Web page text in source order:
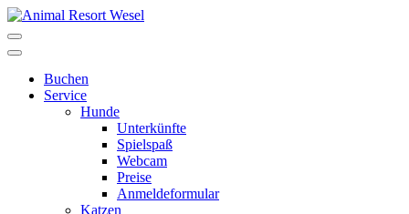
Buchen
Service
Hunde
Unterkünfte
Spielspaß
Webcam
Preise
Anmeldeformular
Katzen